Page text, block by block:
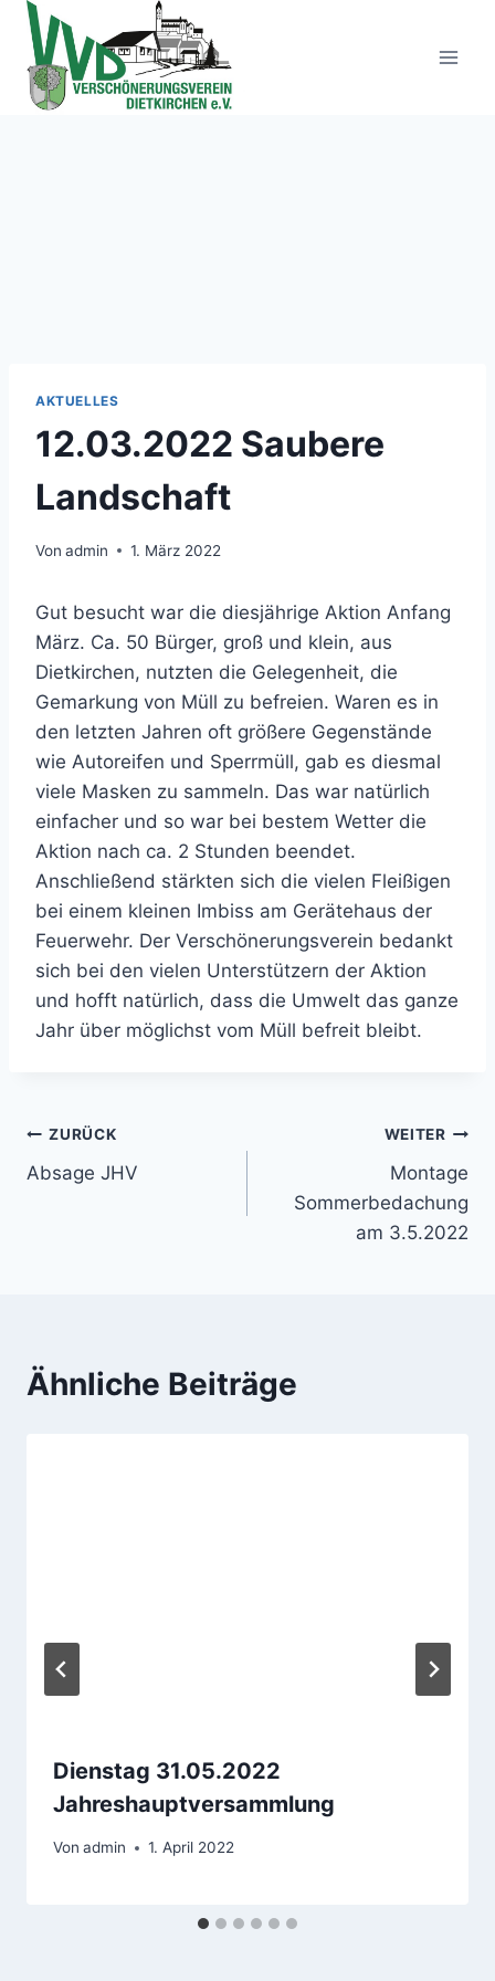
Zum
Inhalt
springen
AKTUELLES
12.03.2022 Saubere
Landschaft
Von admin 1. März 2022
Gut besucht war die diesjährige Aktion Anfang
März. Ca. 50 Bürger, groß und klein, aus
Dietkirchen, nutzten die Gelegenheit, die
Gemarkung von Müll zu befreien. Waren es in
den letzten Jahren oft größere Gegenstände
wie Autoreifen und Sperrmüll, gab es diesmal
viele Masken zu sammeln. Das war natürlich
einfacher und so war bei bestem Wetter die
Aktion nach ca. 2 Stunden beendet.
Anschließend stärkten sich die vielen Fleißigen
bei einem kleinen Imbiss am Gerätehaus der
Feuerwehr. Der Verschönerungsverein bedankt
sich bei den vielen Unterstützern der Aktion
und hofft natürlich, dass die Umwelt das ganze
Jahr über möglichst vom Müll befreit bleibt.
Beitragsnavigation
ZURÜCK
Absage JHV
WEITER
Montage
Sommerbedachung
am 3.5.2022
Ähnliche Beiträge
Dienstag 31.05.2022
Jahreshauptversammlung
Von admin 1. April 2022